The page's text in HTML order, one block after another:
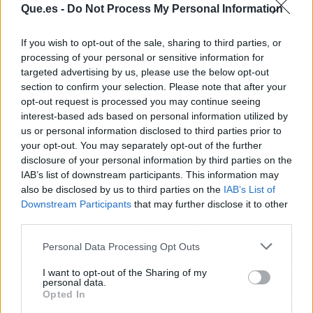
Que.es - Do Not Process My Personal Information
If you wish to opt-out of the sale, sharing to third parties, or
processing of your personal or sensitive information for
targeted advertising by us, please use the below opt-out
section to confirm your selection. Please note that after your
opt-out request is processed you may continue seeing
interest-based ads based on personal information utilized by
us or personal information disclosed to third parties prior to
your opt-out. You may separately opt-out of the further
disclosure of your personal information by third parties on the
IAB’s list of downstream participants. This information may
also be disclosed by us to third parties on the IAB’s List of
Downstream Participants that may further disclose it to other
Personal Data Processing Opt Outs
I want to opt-out of the Sharing of my
personal data.
Opted In
A veces, con solo unos pocos euros o millas
adicionales, puedes pasar de un asiento
estándar a uno con más espacio o en una zona
más tranquila.
5. Pequeños detalles
funciones como pantallas individuales, puertos
USB o cercanía a una ventana para tener mejor
iluminación natural. Si eres de los que trabaja
en el avión o quiere ver películas, no te olvides